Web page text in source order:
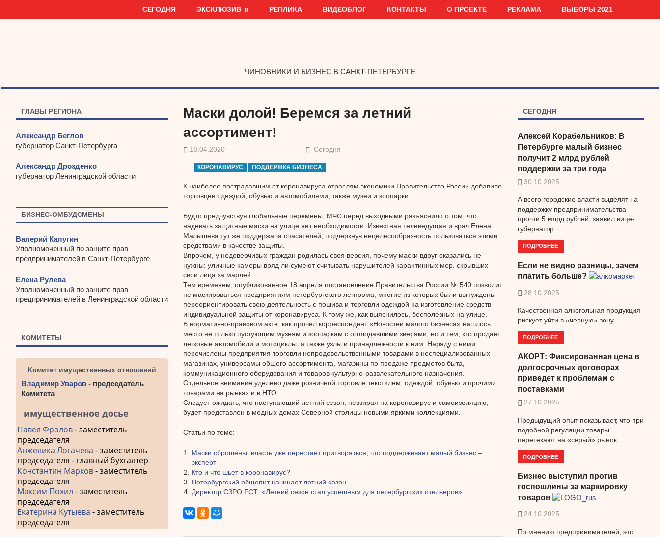
СЕГОДНЯ ЭКСКЛЮЗИВ РЕПЛИКА ВИДЕОБЛОГ КОНТАКТЫ О ПРОЕКТЕ РЕКЛАМА ВЫБОРЫ 2021
ЧИНОВНИКИ И БИЗНЕС В САНКТ-ПЕТЕРБУРГЕ
Маски долой! Беремся за летний
ассортимент!
18.04.2020 Сегодня
КОРОНАВИРУС ПОДДЕРЖКА БИЗНЕСА
К наиболее пострадавшим от коронавируса отраслям экономики Правительство России добавило
торговцев одеждой, обувью и автомобилями, также музеи и зоопарки.
Будто предчувствуя глобальные перемены, МЧС перед выходными разъяснило о том, что
надевать защитные маски на улице нет необходимости. Известная телеведущая и врач Елена
Малышева тут же поддержала спасателей, подчеркнув нецелесообразность пользоваться этими
средствами в качестве защиты.
Впрочем, у недоверчивых граждан родилась своя версия, почему маски вдруг оказались не
нужны: уличные камеры вряд ли сумеют считывать нарушителей карантинных мер, скрывших
свои лица за марлей.
Тем временем, опубликованное 18 апреля постановление Правительства России № 540 позволит
не маскироваться предприятиям петербургского легпрома, многие из которых были вынуждены
переориентировать свою деятельность с пошива и торговли одеждой на изготовление средств
индивидуальной защиты от коронавируса. К тому же, как выяснилось, бесполезных на улице.
В нормативно-правовом акте, как прочел корреспондент «Новостей малого бизнеса» нашлось
место не только пустующим музеям и зоопаркам с оголодавшими зверями, но и тем, кто продает
легковые автомобили и мотоциклы, а также узлы и принадлежности к ним. Наряду с ними
перечислены предприятия торговли непродовольственными товарами в неспециализованных
магазинах, универсамы общего ассортимента, магазины по продаже предметов быта,
коммуникационного оборудования и товаров культурно-развлекательного назначения.
Отдельное внимание уделено даже розничной торговле текстилем, одеждой, обувью и прочими
товарами на рынках и в НТО.
Следует ожидать, что наступающий летний сезон, невзирая на коронавирус и самоизоляцию,
будет представлен в модных домах Северной столицы новыми яркими коллекциями.
Статьи по теме:
Маски сброшены, власть уже перестает притворяться, что поддерживает малый бизнес –
эксперт
Кто и что шьет в коронавирус?
Петербургский общепит начинает летний сезон
Директор СЗРО РСТ: «Летний сезон стал успешным для петербургских отельеров»
ГЛАВЫ РЕГИОНА
Александр Беглов
губернатор Санкт-Петербурга
Александр Дрозденко
губернатор Ленинградской области
БИЗНЕС-ОМБУДСМЕНЫ
Валерий Калугин
Уполномоченный по защите прав
предпринимателей в Санкт-Петербурге
Елена Рулева
Уполномоченный по защите прав
предпринимателей в Ленинградской области
КОМИТЕТЫ
Комитет имущественных отношений
Владимир Уваров - председатель
Комитета
имущественное досье
Павел Фролов- заместитель
председателя
Анжелика Логачева - заместитель
председателя - главный бухгалтер
Константин Марков- заместитель
председателя
Максим Похил - заместитель
председателя
Екатерина Кутыева - заместитель
председателя
СЕГОДНЯ
Алексей Корабельников: В
Петербурге малый бизнес
получит 2 млрд рублей
поддержки за три года
30.10.2025
А всего городские власти выделят на
поддержку предпринимательства
прочти 5 млрд рублей, заявил вице-
губернатор.
ПОДРОБНЕЕ
Если не видно разницы, зачем
платить больше?
28.10.2025
Качественная алкогольная продукция
рискует уйти в «черную» зону.
ПОДРОБНЕЕ
АКОРТ: Фиксированная цена в
долгосрочных договорах
приведет к проблемам с
поставками
27.10.2025
Предыдущий опыт показывает, что при
подобной регуляции товары
перетекают на «серый» рынок.
ПОДРОБНЕЕ
Бизнес выступил против
госпошлины за маркировку
товаров
24.10.2025
По мнению предпринимателей, это